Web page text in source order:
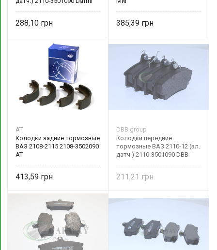
288,10 385,39
AT
Колодки задние тормозные
ВАЗ 2108-2115 2108-3502090
AT
413,59
DBB group
Колодки передние
тормозные ВАЗ 2110-12 (эл.
датч.) 2110-3501090 DBB
211,21